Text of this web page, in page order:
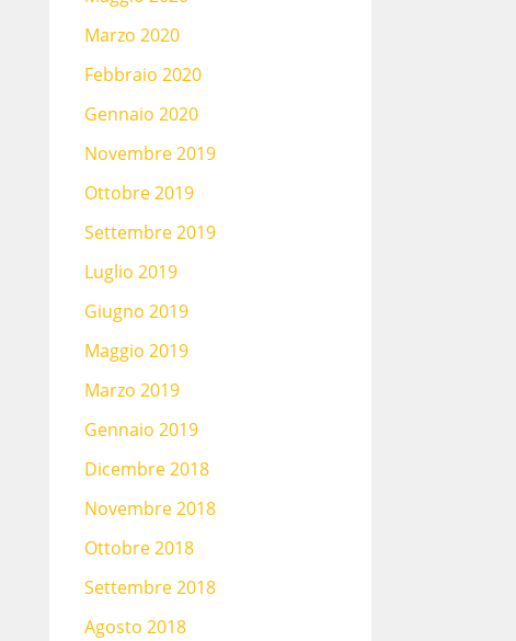
Marzo 2020
Febbraio 2020
Gennaio 2020
Novembre 2019
Ottobre 2019
Settembre 2019
Luglio 2019
Giugno 2019
Maggio 2019
Marzo 2019
Gennaio 2019
Dicembre 2018
Novembre 2018
Ottobre 2018
Settembre 2018
Agosto 2018